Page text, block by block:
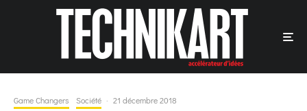
Game Changers Société · 21 décembre 2018